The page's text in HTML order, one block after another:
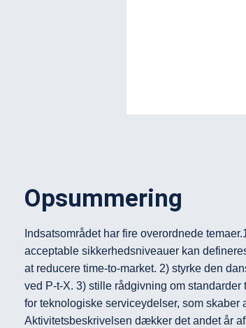
Opsummering
Indsatsområdet har fire overordnede
acceptable sikkerhedsniveauer kan
at reducere time-to-market. 2) styrke den
ved P-t-X. 3) stille rådgivning om
for teknologiske serviceydelser, som skaber
Aktivitetsbeskrivelsen dækker det andet år